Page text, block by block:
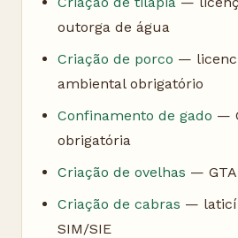
outorga de água
Criação de porco —
ambiental obrigatório
Confinamento de gado —
obrigatória
Criação de ovelhas —
Criação de cabras —
SIM/SIE